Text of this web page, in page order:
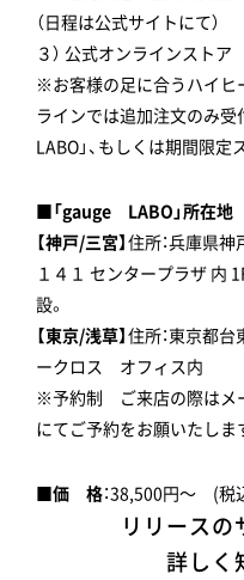
（日程は公式サイトにて）
３） 公式オンラインストア
※お客様の足に合うハイヒ
ラインでは追加注文のみ受
LABO」、もしくは期間限定
■「gauge LABO」所在地
【神戸/三宮】住所：兵庫県
１４１ センタープラザ
設。
【東京/浅草】住所：東京都
ークロス オフィス内
※予約制 ご来店の際はメ
にてご予約をお願いたしま
■価 格：38,500円～ (税
リリースの
詳しく